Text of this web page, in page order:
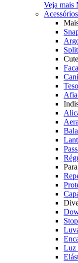
Veja mais
Acessórios
Luz